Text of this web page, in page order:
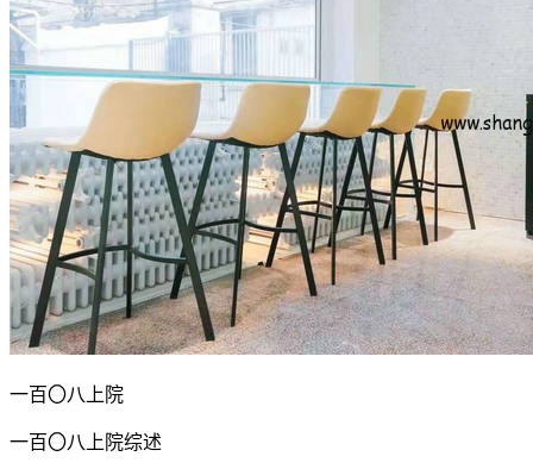
一百〇八上院
一百〇八上院综述